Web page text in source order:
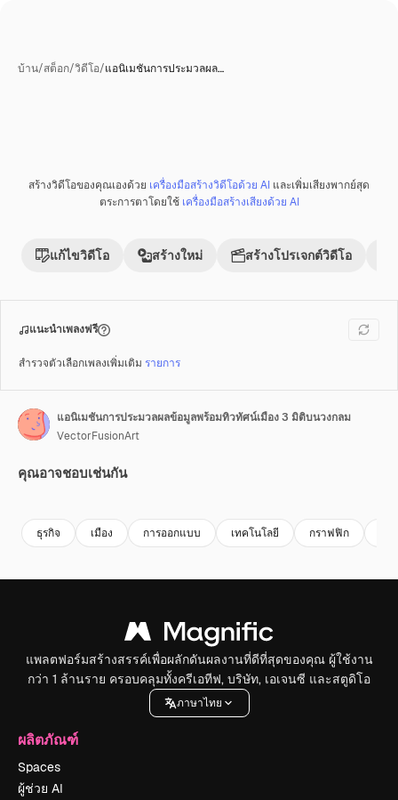
บ้าน/สต็อก/วิดีโอ/แอนิเมชันการประมวลผล…
พรีเมี่ยม สร้างโดย AI
สร้างวิดีโอของคุณเองด้วย เครื่องมือสร้างวิดีโอด้วย AI และเพิ่มเสียงพากย์สุด
ตระการตาโดยใช้ เครื่องมือสร้างเสียงด้วย AI
แก้ไขวิดีโอ สร้างใหม่ สร้างโปรเจกต์วิดีโอ
แนะนำเพลงฟรี
สำรวจตัวเลือกเพลงเพิ่มเติม รายการ
แอนิเมชันการประมวลผลข้อมูลพร้อมทิวทัศน์เมือง 3 มิติบนวงกลม
VectorFusionArt
คุณอาจชอบเช่นกัน
ธุรกิจ เมือง การออกแบบ เทคโนโลยี กราฟฟิก
แพลตฟอร์มสร้างสรรค์เพื่อผลักดันผลงานที่ดีที่สุดของคุณ ผู้ใช้งาน
กว่า 1 ล้านราย ครอบคลุมทั้งครีเอทีฟ, บริษัท, เอเจนซี และสตูดิโอ
ภาษาไทย
ผลิตภัณฑ์
Spaces
ผู้ช่วย AI